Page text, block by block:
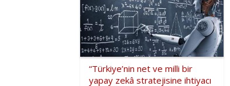
“Türkiye’nin net ve milli bir
yapay zekâ stratejisine ihtiyacı